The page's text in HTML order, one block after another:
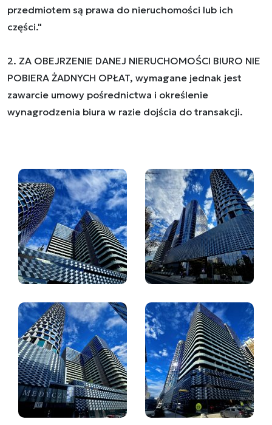
przedmiotem są prawa do nieruchomości lub ich
części."
2. ZA OBEJRZENIE DANEJ NIERUCHOMOŚCI BIURO NIE
POBIERA ŻADNYCH OPŁAT, wymagane jednak jest
zawarcie umowy pośrednictwa i określenie
wynagrodzenia biura w razie dojścia do transakcji.